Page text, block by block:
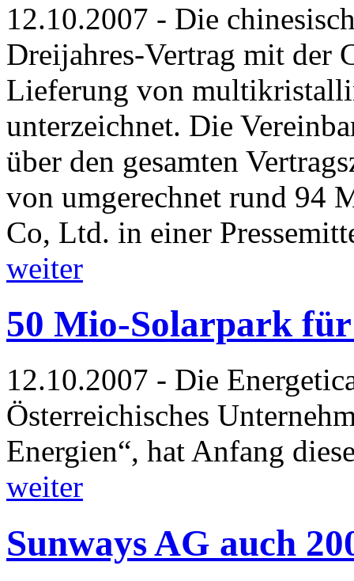
12.10.2007 - Die
Dreijahres-Vertrag mit der
Lieferung von
unterzeichnet. Die
über den gesamten
von umgerechnet rund 94
Co, Ltd. in einer
weiter
50 Mio-Solarpark für
12.10.2007 - Die
Österreichisches
Energien“, hat Anfang
weiter
Sunways AG auch